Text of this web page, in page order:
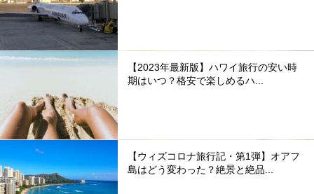
【2023年最新版】ハワイ旅行の安い時
期はいつ？格安で楽しめるハ...
【ウィズコロナ旅行記・第1弾】オアフ
島はどう変わった？絶景と絶品...